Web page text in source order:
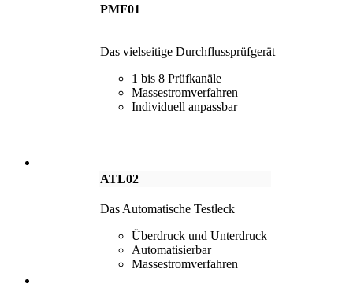
PMF01
Das vielseitige Durchflussprüfgerät
1 bis 8 Prüfkanäle
Massestromverfahren
Individuell anpassbar
ATL02
Das Automatische Testleck
Überdruck und Unterdruck
Automatisierbar
Massestromverfahren